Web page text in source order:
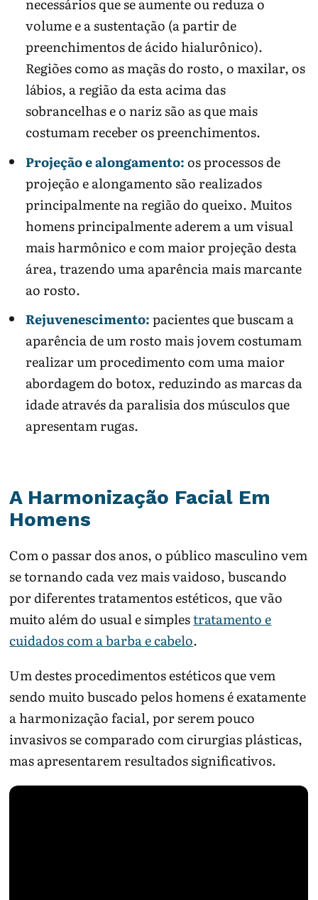
necessários que se aumente ou reduza o
volume e a sustentação (a partir de
preenchimentos de ácido hialurônico).
Regiões como as maçãs do rosto, o maxilar, os
lábios, a região da esta acima das
sobrancelhas e o nariz são as que mais
costumam receber os preenchimentos.
Projeção e alongamento:os processos de
projeção e alongamento são realizados
principalmente na região do queixo. Muitos
homens principalmente aderem a um visual
mais harmônico e com maior projeção desta
área, trazendo uma aparência mais marcante
ao rosto.
Rejuvenescimento:pacientes que buscam a
aparência de um rosto mais jovem costumam
realizar um procedimento com uma maior
abordagem do botox, reduzindo as marcas da
idade através da paralisia dos músculos que
apresentam rugas.
A Harmonização Facial Em
Homens
Com o passar dos anos, o público masculino vem
se tornando cada vez mais vaidoso, buscando
por diferentes tratamentos estéticos, que vão
muito além do usual e simplestratamento e
cuidados com a barba e cabelo.
Um destes procedimentos estéticos que vem
sendo muito buscado pelos homens é exatamente
a harmonização facial, por serem pouco
invasivos se comparado com cirurgias plásticas,
mas apresentarem resultados significativos.